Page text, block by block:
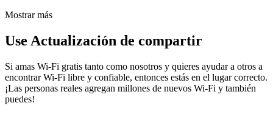
Mostrar más
Use Actualización de compartir
Si amas Wi-Fi gratis tanto como nosotros y quieres ayudar a otros a
encontrar Wi-Fi libre y confiable, entonces estás en el lugar correcto.
¡Las personas reales agregan millones de nuevos Wi-Fi y también
puedes!